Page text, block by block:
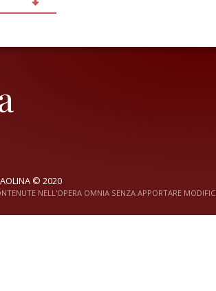
© 2020
NELL'OPERA OMNIA SENZA APPORTARE